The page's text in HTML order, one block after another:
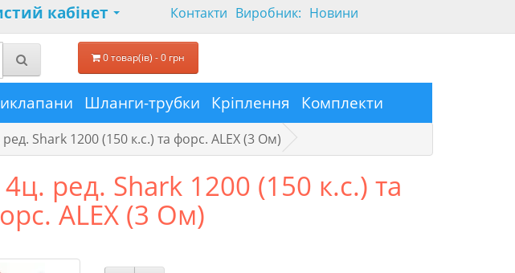
Контакти Виробник: Новини
кабінет
0 товар(ів) - 0 грн
Шланги-трубки Кріплення Комплекти
pед. Shark 1200 (150 к.с.) та форс. ALEX (3 Ом)
4ц. pед. Shark 1200 (150 к.с.) та
ALEX (3 Ом)